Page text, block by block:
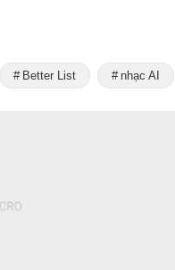
Better List nhạc AI